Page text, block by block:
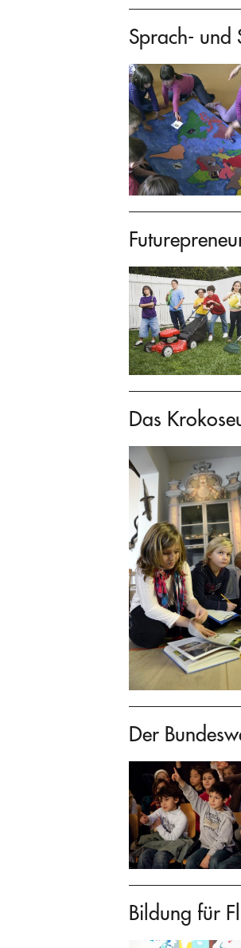
Sprach- und
Das
Der
Bildung für